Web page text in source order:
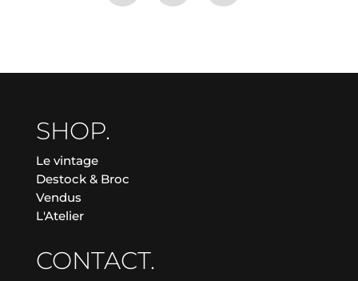
SHOP.
Le vintage
Destock & Broc
Vendus
L'Atelier
CONTACT.